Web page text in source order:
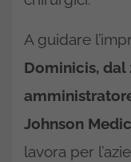
A guidare
Dominicis, dal
Johnson
lavora per